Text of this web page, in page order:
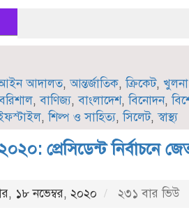
আদালত,আন্তর্জাতিক,ক্রিকেট, খুলনা
,বাণিজ্য,বাংলাদেশ,বিনোদন,
,শিল্প ও সাহিত্য,সিলেট,স্বাস্থ্য
প্রেসিডেন্ট নির্বাচনে
১৮ নভেম্বর, ২০২০ ২৩১ বার ভিউ